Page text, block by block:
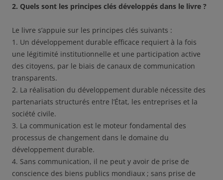
2. Quels sont les principes clés développés dans le livre ?
Le livre s’appuie sur les principes clés suivants :
1. Un développement durable efficace requiert à la fois
une légitimité institutionnelle et une participation active
des citoyens, par le biais de canaux de communication
transparents.
2. La réalisation du développement durable nécessite des
partenariats structurés entre l’État, les entreprises et la
société civile.
3. La communication est le moteur fondamental des
processus de changement dans le domaine du
développement durable.
4. Sans communication, il ne peut y avoir de prise de
conscience des biens publics mondiaux ; sans prise de